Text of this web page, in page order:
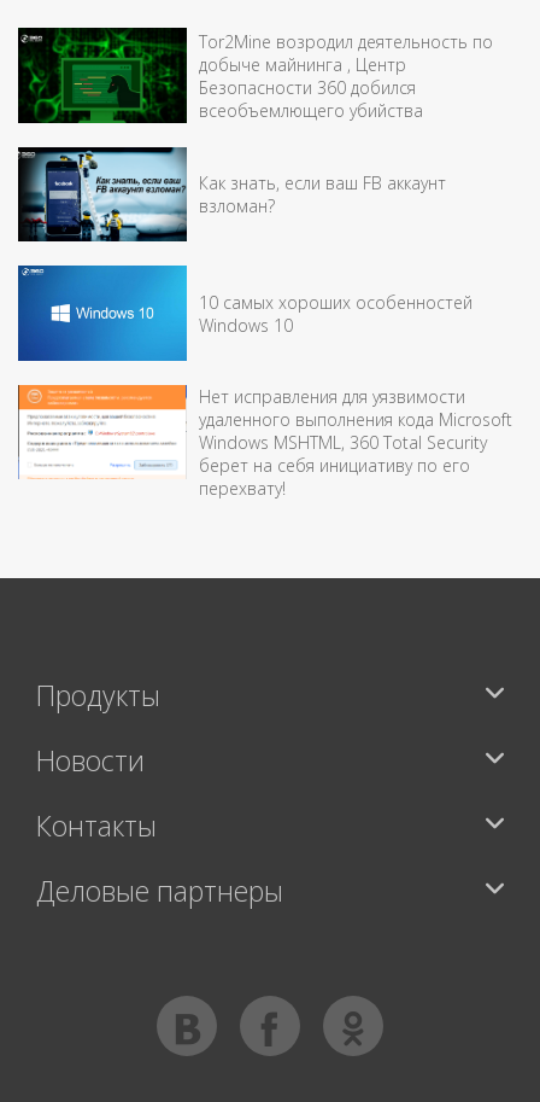
Tor2Mine возродил деятельность по
добыче майнинга , Центр
Безопасности 360 добился
всеобъемлющего убийства
Как знать, если ваш FB аккаунт
взломан?
10 самых хороших особенностей
Windows 10
Нет исправления для уязвимости
удаленного выполнения кода Microsoft
Windows MSHTML, 360 Total Security
берет на себя инициативу по его
перехвату!
Продукты
Новости
Контакты
Деловые партнеры